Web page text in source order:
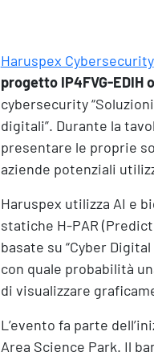
Haruspex Cybersecurity
progetto ‪IP4FVG-
cybersecurity
digitali”. Durante la
presentare le proprie
aziende potenziali
Haruspex utilizza AI e
statiche H-PAR
basate su “Cyber
con quale probabilità
di visualizzare
L’evento fa parte
Area Science Park. Il